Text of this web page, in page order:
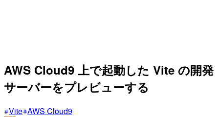
AWS Cloud9 上で起動した Vite の開発
サーバーをプレビューする
Vite AWS Cloud9